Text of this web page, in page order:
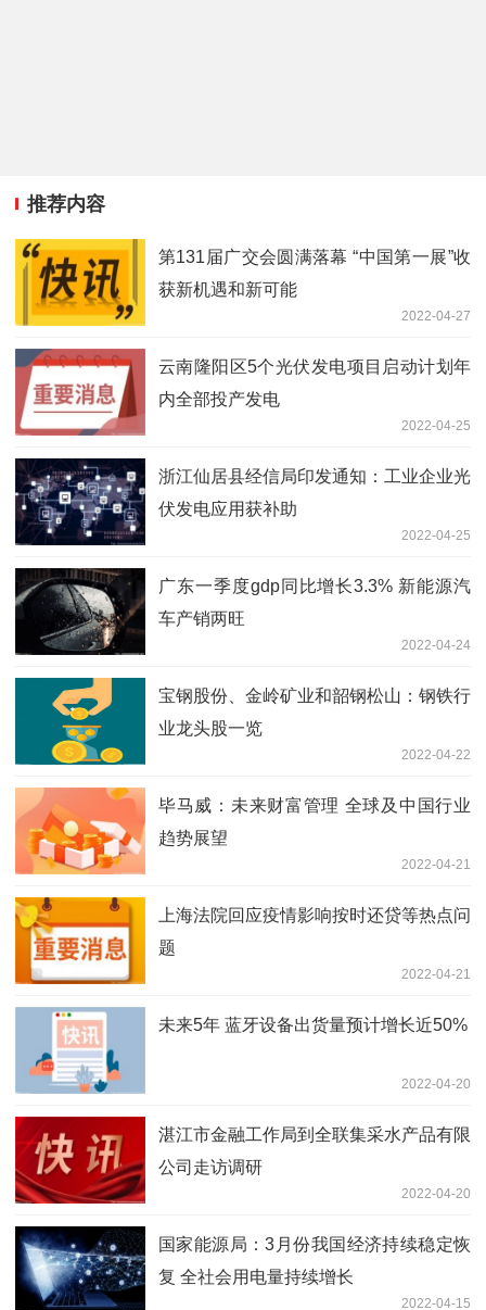
推荐内容
第131届广交会圆满落幕 “中国第一展”收
获新机遇和新可能
2022-04-27
云南隆阳区5个光伏发电项目启动计划年
内全部投产发电
2022-04-25
浙江仙居县经信局印发通知：工业企业光
伏发电应用获补助
2022-04-25
广东一季度gdp同比增长3.3% 新能源汽
车产销两旺
2022-04-24
宝钢股份、金岭矿业和韶钢松山：钢铁行
业龙头股一览
2022-04-22
毕马威：未来财富管理 全球及中国行业
趋势展望
2022-04-21
上海法院回应疫情影响按时还贷等热点问
题
2022-04-21
未来5年 蓝牙设备出货量预计增长近50%
2022-04-20
湛江市金融工作局到全联集采水产品有限
公司走访调研
2022-04-20
国家能源局：3月份我国经济持续稳定恢
复 全社会用电量持续增长
2022-04-15